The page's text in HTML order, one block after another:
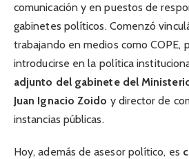
comunicación y en puestos de
gabinetes políticos. Comenzó
trabajando en medios como COPE,
introducirse en la política
adjunto del gabinete del
Juan Ignacio Zoido y director de
instancias públicas.
Hoy, además de asesor político, es